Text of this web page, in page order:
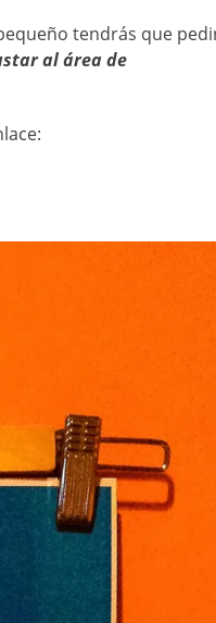
tendrás que
al área de